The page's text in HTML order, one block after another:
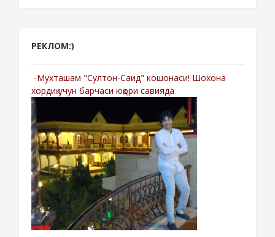
РЕКЛОМ:)
-Мухташам "Султон-Саид" кошонаси! Шохона
хордиқ учун барчаси юқори савияда